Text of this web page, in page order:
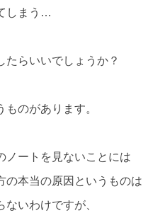
しまう…
たらいいでしょうか？
ものがあります。
ノートを見ないことには
の本当の原因というものは
ないわけですが、